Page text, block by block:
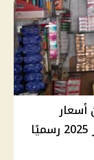
أسعار
السجائر في مصر اليوم الأربعاء 26 فبراير 2025 رسميًا